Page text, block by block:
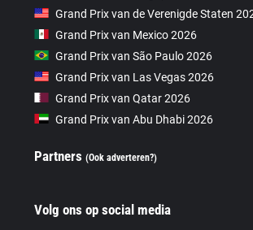
Grand Prix van de Verenigde Staten
Grand Prix van Mexico 2026
Grand Prix van São Paulo 2026
Grand Prix van Las Vegas 2026
Grand Prix van Qatar 2026
Grand Prix van Abu Dhabi 2026
Partners(Ook adverteren?)
Volg ons op social media